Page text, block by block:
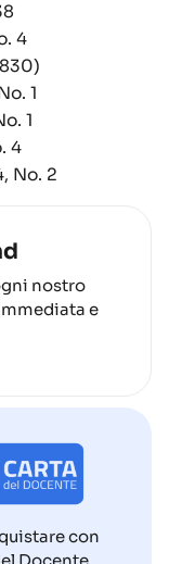
4
1
1
4
No. 2
nostro
e
con